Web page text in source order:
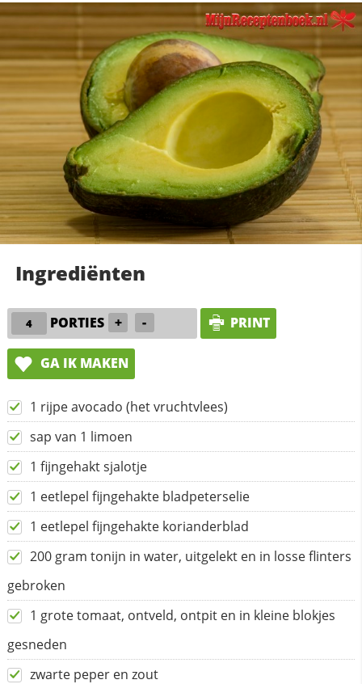
Ingrediënten
PORTIES + - PRINT
GA IK MAKEN
1 rijpe avocado (het vruchtvlees)
sap van 1 limoen
1 fijngehakt sjalotje
1 eetlepel fijngehakte bladpeterselie
1 eetlepel fijngehakte korianderblad
200 gram tonijn in water, uitgelekt en in losse flinters
gebroken
1 grote tomaat, ontveld, ontpit en in kleine blokjes
gesneden
zwarte peper en zout